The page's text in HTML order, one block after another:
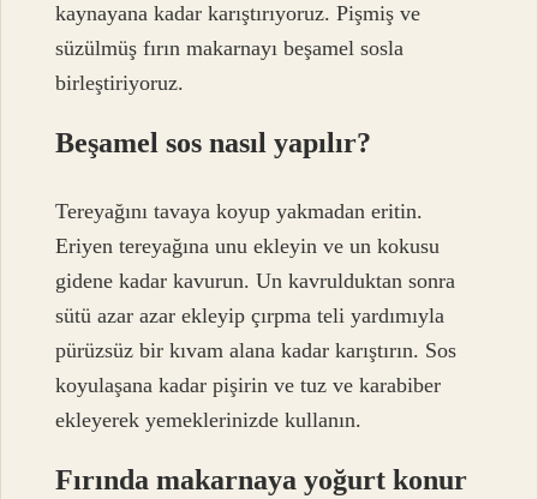
kaynayana kadar karıştırıyoruz. Pişmiş ve
süzülmüş fırın makarnayı beşamel sosla
birleştiriyoruz.
Beşamel sos nasıl yapılır?
Tereyağını tavaya koyup yakmadan eritin.
Eriyen tereyağına unu ekleyin ve un kokusu
gidene kadar kavurun. Un kavrulduktan sonra
sütü azar azar ekleyip çırpma teli yardımıyla
pürüzsüz bir kıvam alana kadar karıştırın. Sos
koyulaşana kadar pişirin ve tuz ve karabiber
ekleyerek yemeklerinizde kullanın.
Fırında makarnaya yoğurt konur